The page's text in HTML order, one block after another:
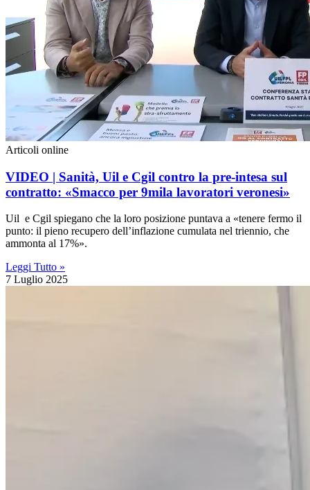
Articoli online
VIDEO | Sanità, Uil e Cgil contro la pre-intesa sul
contratto: «Smacco per 9mila lavoratori veronesi»
Uil e Cgil spiegano che la loro posizione puntava a «tenere fermo il
punto: il pieno recupero dell’inflazione cumulata nel triennio, che
ammonta al 17%».
Leggi Tutto »
7 Luglio 2025